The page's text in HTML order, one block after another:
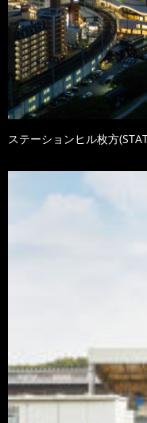
ステーションヒル枚方